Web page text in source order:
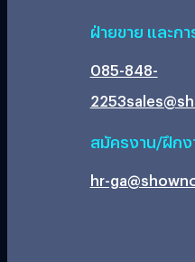
ฝ่ายขาย และก
085-848-
2253
สมัครงาน/ฝึก
hr-